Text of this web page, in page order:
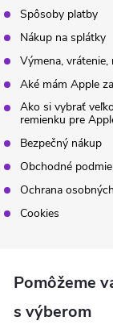
Spôsoby platby
Nákup na splátky
Výmena, vrátenie,
Aké mám Apple
Ako si vybrať
remienku pre
Bezpečný nákup
Obchodné
Ochrana
Cookies